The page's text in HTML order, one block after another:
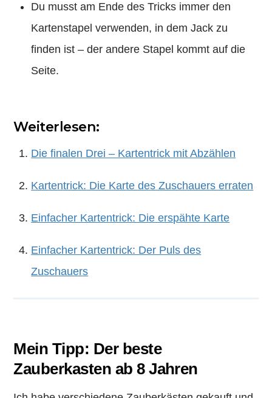
Du musst am Ende des Tricks immer den
Kartenstapel verwenden, in dem Jack zu
finden ist – der andere Stapel kommt auf die
Seite.
Weiterlesen:
Die finalen Drei – Kartentrick mit Abzählen
Kartentrick: Die Karte des Zuschauers erraten
Einfacher Kartentrick: Die erspähte Karte
Einfacher Kartentrick: Der Puls des
Zuschauers
Mein Tipp: Der beste
Zauberkasten ab 8 Jahren